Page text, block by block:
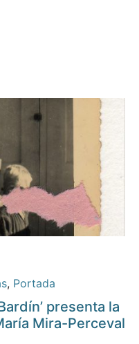
, Portada
presenta la
Mira-Perceval